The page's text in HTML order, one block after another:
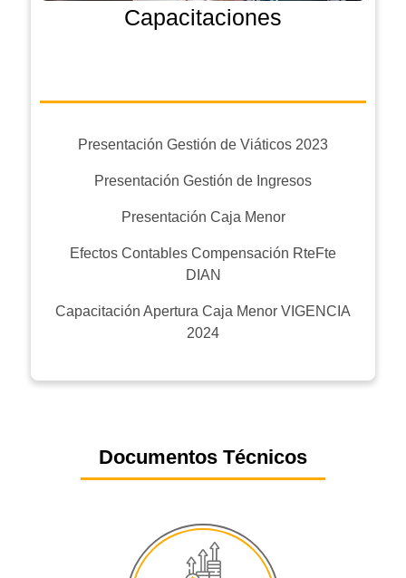
Capacitaciones
Presentación Gestión de Viáticos 2023
Presentación Gestión de Ingresos
Presentación Caja Menor
Efectos Contables Compensación RteFte
DIAN
Capacitación Apertura Caja Menor VIGENCIA
2024
Documentos Técnicos